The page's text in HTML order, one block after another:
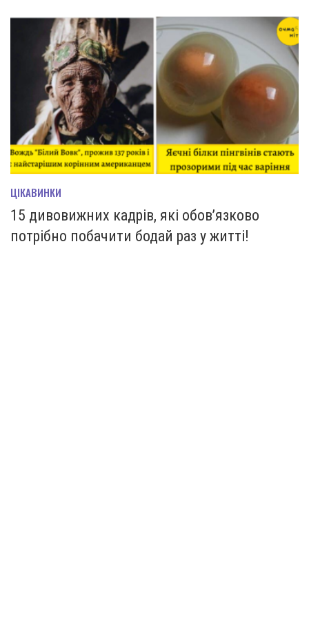
ЦІКАВИНКИ
15 дивовижних кадрів, які обов’язково
потрібно побачити бодай раз у житті!